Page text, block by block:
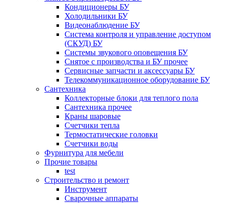
Кондиционеры БУ
Холодильники БУ
Видеонаблюдение БУ
Система контроля и управление доступом
(СКУД) БУ
Системы звукового оповещения БУ
Снятое с производства и БУ прочее
Сервисные запчасти и аксессуары БУ
Телекоммуникационное оборудование БУ
Сантехника
Коллекторные блоки для теплого пола
Сантехника прочее
Краны шаровые
Счетчики тепла
Термоcтатические головки
Счетчики воды
Фурнитура для мебели
Прочие товары
test
Строительство и ремонт
Инструмент
Сварочные аппараты